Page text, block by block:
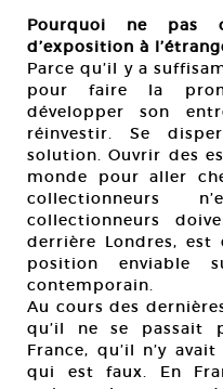
Pourquoi ne pas
d’exposition à
Parce qu’il y a
pour faire la
développer son
réinvestir. Se
solution. Ouvrir des
monde pour aller
collectionneurs
collectionneurs
derrière Londres,
position enviable
contemporain.
Au cours des
qu’il ne se passait
France, qu’il n’y
qui est faux. En